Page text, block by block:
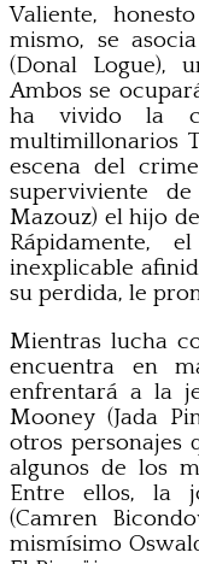
Valiente,
mismo, se
(Donal Logue),
Ambos se
ha vivido la
multimillonarios
escena del
superviviente
Mazouz) el hijo
Rápidamente,
inexplicable
su perdida, le
Mientras lucha
encuentra en
enfrentará a la
Mooney (Jada
otros personajes
algunos de los
Entre ellos, la
(Camren
mismísimo